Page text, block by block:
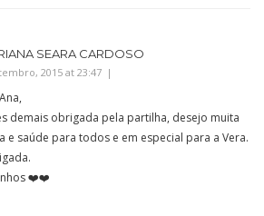
SEARA CARDOSO
2015 at 23:47
demais obrigada pela partilha, desejo muita
e saúde para todos e em especial para a Vera.
❤️❤️